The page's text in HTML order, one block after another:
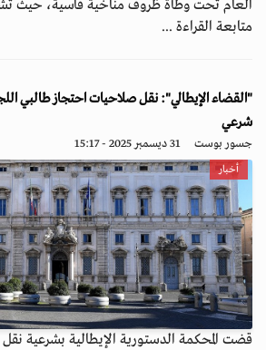
العام تحت وطأة ظروف مناخية قاسية، حيث
متابعة القراءة ...
"القضاء الإيطالي": نقل صلاحيات احتجاز طالبي
شرعي
جسور بوست 31 ديسمبر 2025 - 15:17
أخبار
قضت المحكمة الدستورية الإيطالية بشرعية